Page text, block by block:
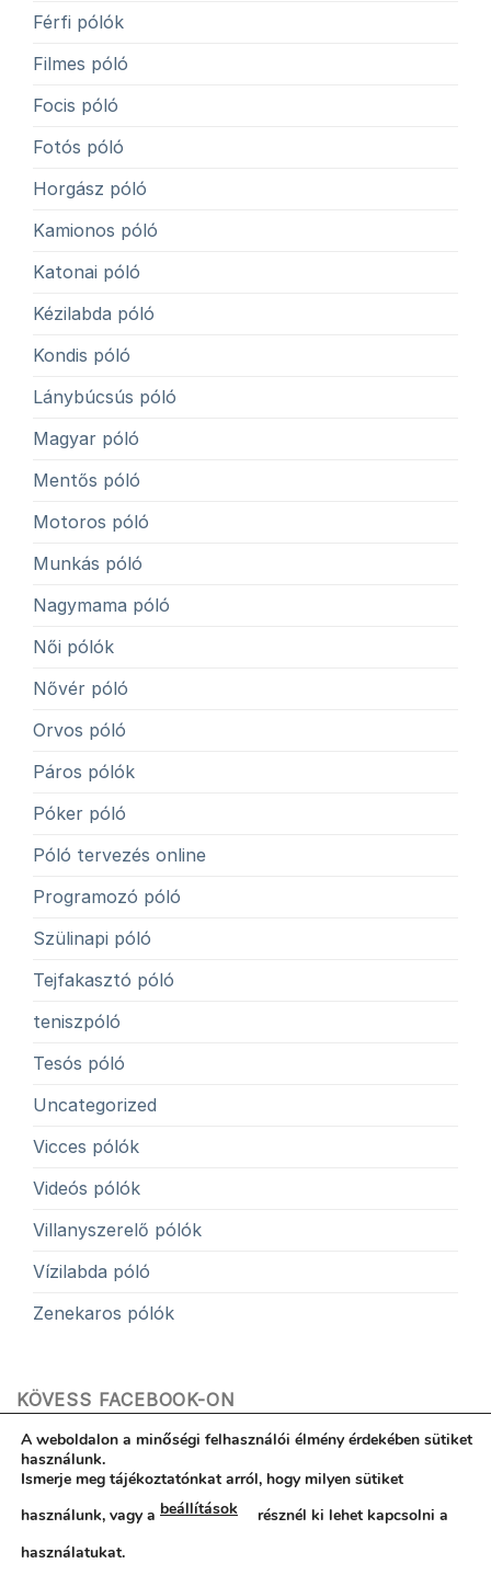
Férfi pólók
Filmes póló
Focis póló
Fotós póló
Horgász póló
Kamionos póló
Katonai póló
Kézilabda póló
Kondis póló
Lánybúcsús póló
Magyar póló
Mentős póló
Motoros póló
Munkás póló
Nagymama póló
Női pólók
Nővér póló
Orvos póló
Páros pólók
Póker póló
Póló tervezés online
Programozó póló
Szülinapi póló
Tejfakasztó póló
teniszpóló
Tesós póló
Uncategorized
Vicces pólók
Videós pólók
Villanyszerelő pólók
Vízilabda póló
Zenekaros pólók
KÖVESS FACEBOOK-ON
Hibabejelentés
Kapcsolat
A weboldalon a minőségi felhasználói élmény érdekében sütiket
használunk.
Ismerje meg tájékoztatónkat arról, hogy milyen sütiket
használunk, vagy a beállítások
résznél ki lehet kapcsolni a
használatukat.